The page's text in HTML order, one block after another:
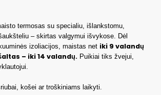
termosas su specialiu, išlankstomu,
– skirtas valgymui išvykose. Dėl
izoliacijos, maistas net iki 9 valandų
– iki 14 valandų. Puikiai tiks žvejui,
košei ar troškiniams laikyti.